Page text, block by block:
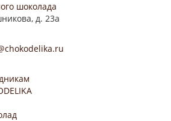
шоколада
д. 23а